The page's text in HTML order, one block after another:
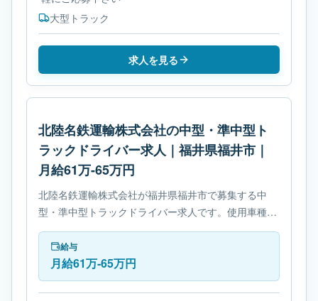
大型トラック
求人を見る
北陸名鉄運輸株式会社の中型・準中型ト
ラックドライバー求人｜福井県福井市｜
月給61万-65万円
北陸名鉄運輸株式会社が福井県福井市で募集する中
型・準中型トラックドライバー求人です。使用車種は
中型トラックです。必要免許は- 中型自動車免許で
す。給与
月給61万-65万円